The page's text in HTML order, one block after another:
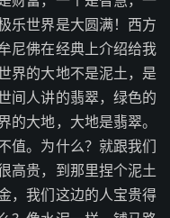
乐世界是大圆满！西方
尼佛在经典上介绍给我
界的大地不是泥土，是
间人讲的翡翠，绿色的
的大地，大地是翡翠。
值。为什么？就跟我们
高贵，到那里捏个泥土
，我们这边的人宝贵得